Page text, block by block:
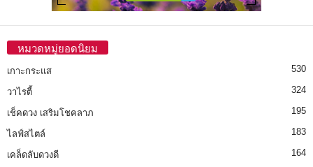
หมวดหมู่ยอดนิยม
เกาะกระแส 530
วาไรตี้ 324
เช็คดวง เสริมโชคลาภ 195
ไลฟ์สไตล์ 183
เคล็ดลับดวงดี 164